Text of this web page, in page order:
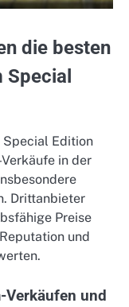
die besten
Edition
in der
Drittanbieter
Preise
und
und